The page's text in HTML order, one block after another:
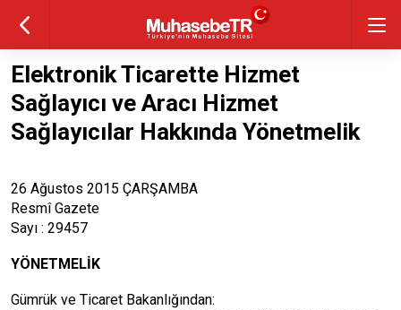
Elektronik Ticarette Hizmet
Sağlayıcı ve Aracı Hizmet
Sağlayıcılar Hakkında Yönetmelik
26 Ağustos 2015 ÇARŞAMBA
Resmî Gazete
Sayı : 29457
YÖNETMELİK
Gümrük ve Ticaret Bakanlığından: